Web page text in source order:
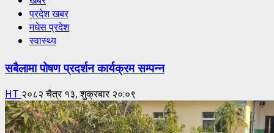
प्रदेश खबर
मधेस प्रदेश
स्वास्थ्य
सबैलामा पोषण प्रदर्शन कार्यक्रम सम्पन्न
HT २०८२ चैत्र १३, शुक्रबार २०:०९